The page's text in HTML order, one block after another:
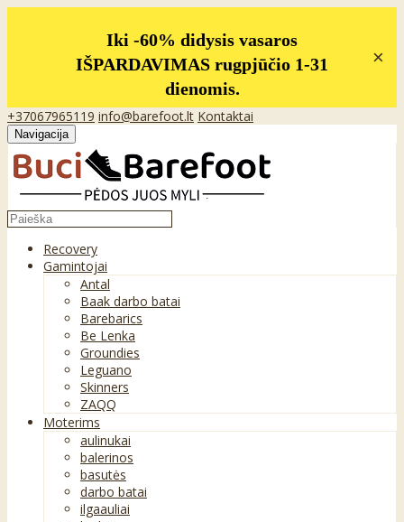
Iki -60% didysis vasaros
IŠPARDAVIMAS rugpjūčio 1-31
dienomis.
×
+37067965119 info@barefoot.lt Kontaktai
Navigacija
Recovery
Gamintojai
Antal
Baak darbo batai
Barebarics
Be Lenka
Groundies
Leguano
Skinners
ZAQQ
Moterims
aulinukai
balerinos
basutės
darbo batai
ilgaauliai